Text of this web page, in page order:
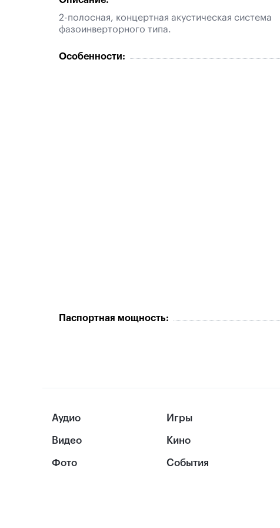
2-полосная, концертная акустическая система
фазоинверторного типа.
Особенности:
Паспортная мощность:
Аудио
Видео
Фото
Игры
Кино
События